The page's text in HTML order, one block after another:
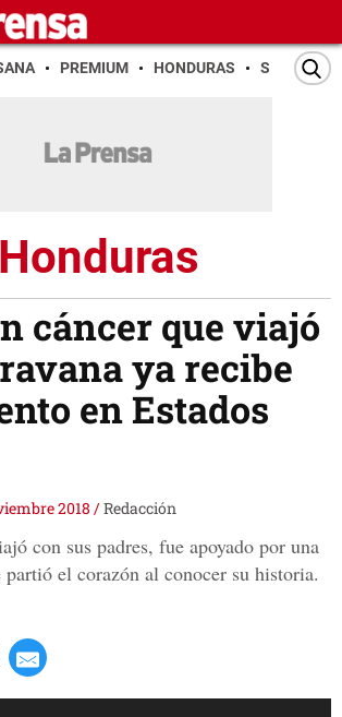
PREMIUM HONDURAS SAN PEDRO
Honduras
cáncer que viajó
ya recibe
en Estados
2018 /Redacción
con sus padres, fue apoyado por una
partió el corazón al conocer su historia.